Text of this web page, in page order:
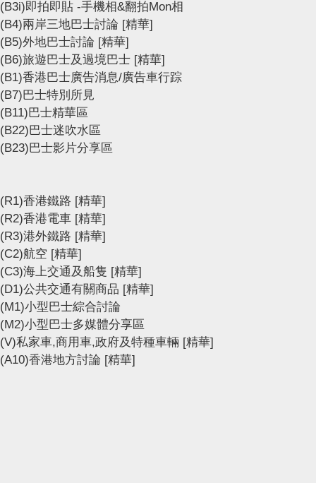
(B3i)即拍即貼 -手機相&翻拍Mon相
(B4)兩岸三地巴士討論 [精華]
(B5)外地巴士討論 [精華]
(B6)旅遊巴士及過境巴士 [精華]
(B1)香港巴士廣告消息/廣告車行踪
(B7)巴士特別所見
(B11)巴士精華區
(B22)巴士迷吹水區
(B23)巴士影片分享區
(R1)香港鐵路 [精華]
(R2)香港電車 [精華]
(R3)港外鐵路 [精華]
(C2)航空 [精華]
(C3)海上交通及船隻 [精華]
(D1)公共交通有關商品 [精華]
(M1)小型巴士綜合討論
(M2)小型巴士多媒體分享區
(V)私家車,商用車,政府及特種車輛 [精華]
(A10)香港地方討論 [精華]